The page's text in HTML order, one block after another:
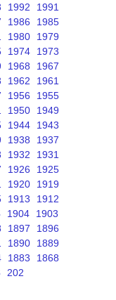
1992
1991
1986
1985
1980
1979
1974
1973
1968
1967
1962
1961
1956
1955
1950
1949
1944
1943
1938
1937
1932
1931
1926
1925
1920
1919
1913
1912
1904
1903
1897
1896
1890
1889
1883
1868
202